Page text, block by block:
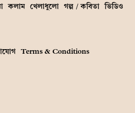
কলাম খেলাধুলো গল্প / কবিতা ভিডিও
Terms & Conditions